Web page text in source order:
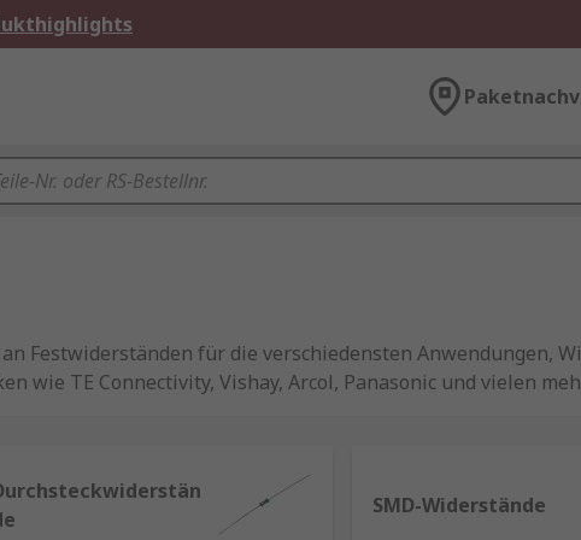
Festwiderständen für die verschiedensten Anwendungen,
wie TE Connectivity, Vishay, Arcol, Panasonic und vielen
mit zwei Anschlüssen und einen elektrischen
Ausführungen erhältlich. Festwiderstände sind die am
SMD-Widerstände